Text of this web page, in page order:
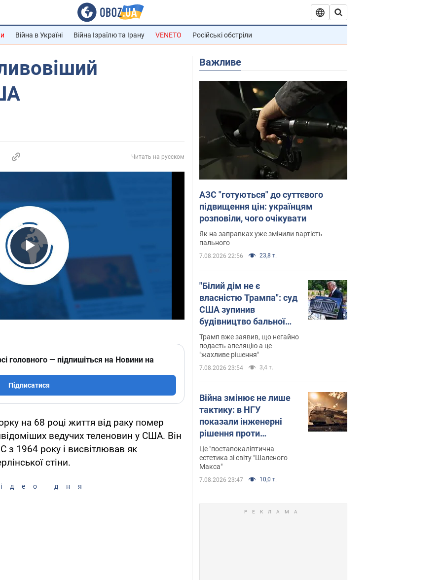
Війна в Україні Війна Ізраїлю та Ірану VENETO Російські обстріли
Читать на русском
Play Video
головного — підпишіться на Новини на
Підписатися
на 68 році життя від раку помер
ведучих теленовин у США. Він
з 1964 року і висвітлював як
стіни.
дня
Важливе
АЗС "готуються" до суттєвого
підвищення цін: українцям
розповіли, чого очікувати
Як на заправках уже змінили вартість
пального
7.08.2026 22:56 23,8 т.
"Білий дім не є
власністю Трампа": суд
США зупинив
будівництво бальної
зали за $400 млн
Трамп вже заявив, що негайно
подасть апеляцію а це
"жахливе рішення"
7.08.2026 23:54 3,4 т.
Війна змінює не лише
тактику: в НГУ
показали інженерні
рішення проти
російських FPV-дронів.
Фото
Це "постапокаліптична
естетика зі світу "Шаленого
Макса"
7.08.2026 23:47 10,0 т.